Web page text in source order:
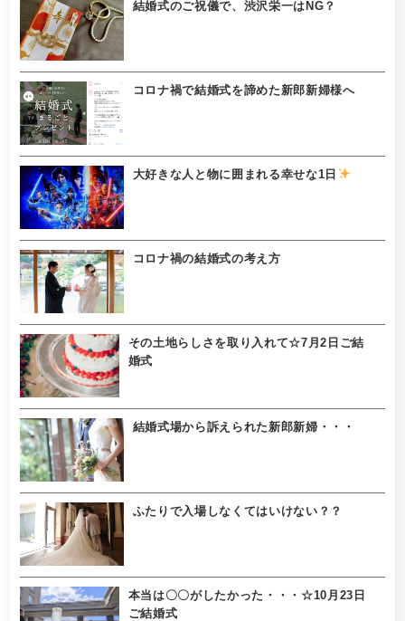
結婚式のご祝儀で、渋沢栄一はNG？
コロナ禍で結婚式を諦めた新郎新婦様へ
大好きな人と物に囲まれる幸せな1日
コロナ禍の結婚式の考え方
その土地らしさを取り入れて☆7月2日ご結
婚式
結婚式場から訴えられた新郎新婦・・・
ふたりで入場しなくてはいけない？？
本当は〇〇がしたかった・・・☆10月23日
ご結婚式